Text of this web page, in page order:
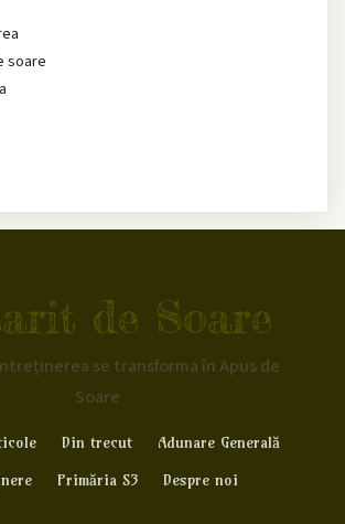
soare
de Soare
se transforma în Apus de
Soare
Din trecut
Adunare Generală
Primăria S3 Despre noi